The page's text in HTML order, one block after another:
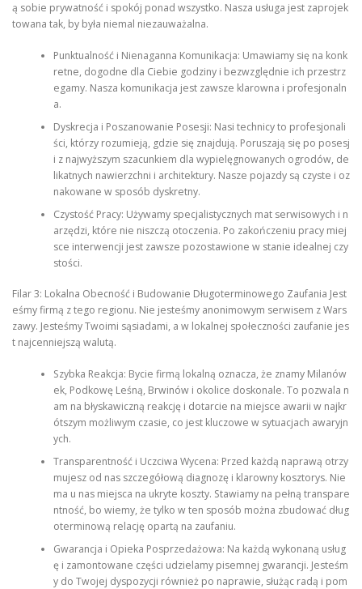
ą sobie prywatność i spokój ponad wszystko. Nasza usługa jest zaprojek
towana tak, by była niemal niezauważalna.
Punktualność i Nienaganna Komunikacja: Umawiamy się na konk
retne, dogodne dla Ciebie godziny i bezwzględnie ich przestrz
egamy. Nasza komunikacja jest zawsze klarowna i profesjonaln
a.
Dyskrecja i Poszanowanie Posesji: Nasi technicy to profesjonali
ści, którzy rozumieją, gdzie się znajdują. Poruszają się po posesj
i z najwyższym szacunkiem dla wypielęgnowanych ogrodów, de
likatnych nawierzchni i architektury. Nasze pojazdy są czyste i oz
nakowane w sposób dyskretny.
Czystość Pracy: Używamy specjalistycznych mat serwisowych i n
arzędzi, które nie niszczą otoczenia. Po zakończeniu pracy miej
sce interwencji jest zawsze pozostawione w stanie idealnej czy
stości.
Filar 3: Lokalna Obecność i Budowanie Długoterminowego Zaufania Jest
eśmy firmą z tego regionu. Nie jesteśmy anonimowym serwisem z Wars
zawy. Jesteśmy Twoimi sąsiadami, a w lokalnej społeczności zaufanie jes
t najcenniejszą walutą.
Szybka Reakcja: Bycie firmą lokalną oznacza, że znamy Milanów
ek, Podkowę Leśną, Brwinów i okolice doskonale. To pozwala n
am na błyskawiczną reakcję i dotarcie na miejsce awarii w najkr
ótszym możliwym czasie, co jest kluczowe w sytuacjach awaryjn
ych.
Transparentność i Uczciwa Wycena: Przed każdą naprawą otrzy
mujesz od nas szczegółową diagnozę i klarowny kosztorys. Nie
ma u nas miejsca na ukryte koszty. Stawiamy na pełną transpare
ntność, bo wiemy, że tylko w ten sposób można zbudować dług
oterminową relację opartą na zaufaniu.
Gwarancja i Opieka Posprzedażowa: Na każdą wykonaną usług
ę i zamontowane części udzielamy pisemnej gwarancji. Jesteśm
y do Twojej dyspozycji również po naprawie, służąc radą i pom